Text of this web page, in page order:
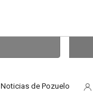
Noticias de Pozuelo